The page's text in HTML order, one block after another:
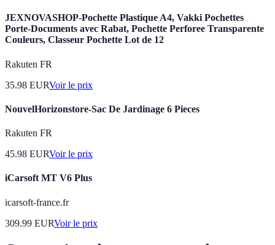
JEXNOVASHOP-Pochette Plastique A4, Vakki Pochettes
Porte-Documents avec Rabat, Pochette Perforee Transparente
Couleurs, Classeur Pochette Lot de 12
Rakuten FR
35.98 EURVoir le prix
NouvelHorizonstore-Sac De Jardinage 6 Pieces
Rakuten FR
45.98 EURVoir le prix
iCarsoft MT V6 Plus
icarsoft-france.fr
309.99 EURVoir le prix